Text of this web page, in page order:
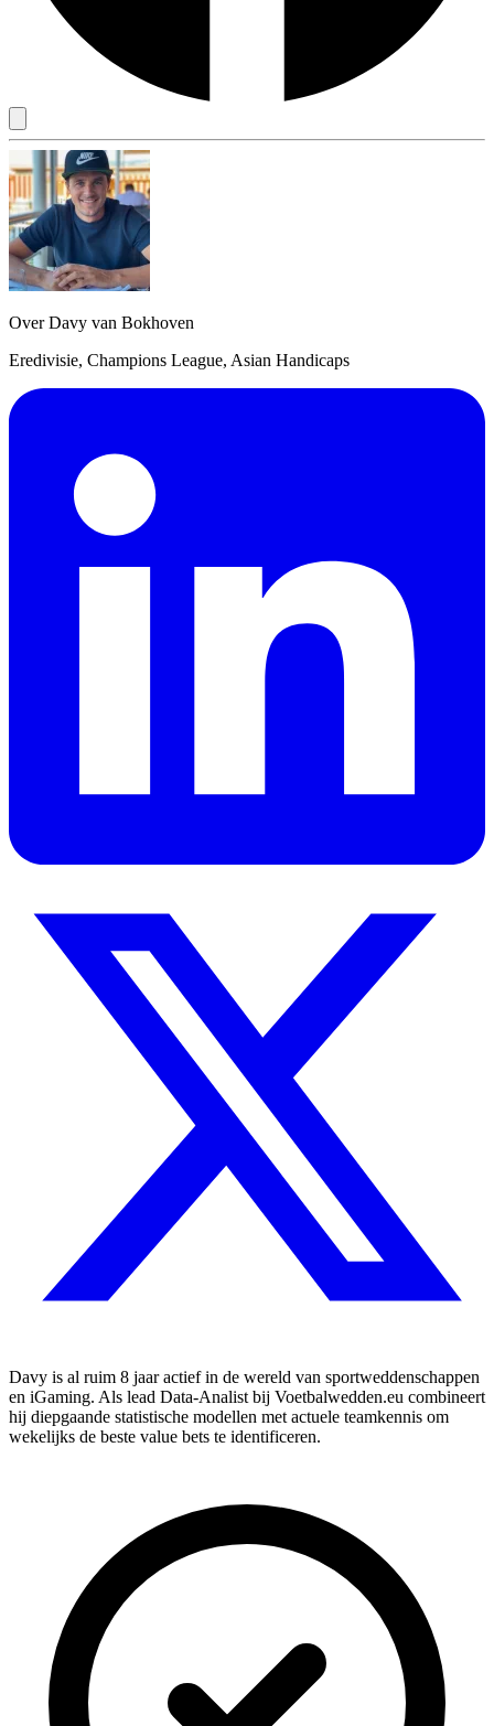
Over Davy van Bokhoven
Eredivisie, Champions League, Asian Handicaps
Davy is al ruim 8 jaar actief in de wereld van sportweddenschappen
en iGaming. Als lead Data-Analist bij Voetbalwedden.eu combineert
hij diepgaande statistische modellen met actuele teamkennis om
wekelijks de beste value bets te identificeren.